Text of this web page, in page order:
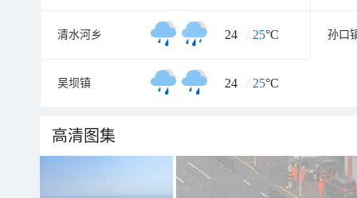
清水河乡 24 / 25°C 孙口
吴坝镇 24 / 25°C
高清图集